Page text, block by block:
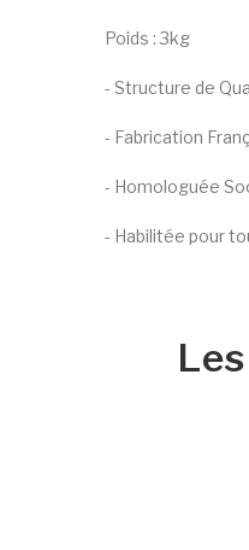
Poids : 3kg
- Structure de
- Fabrication
- Homologuée
- Habilitée pour